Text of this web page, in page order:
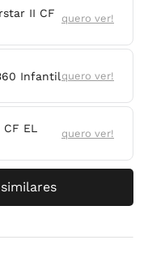
II CF
quero ver!
Infantil quero ver!
EL
quero ver!